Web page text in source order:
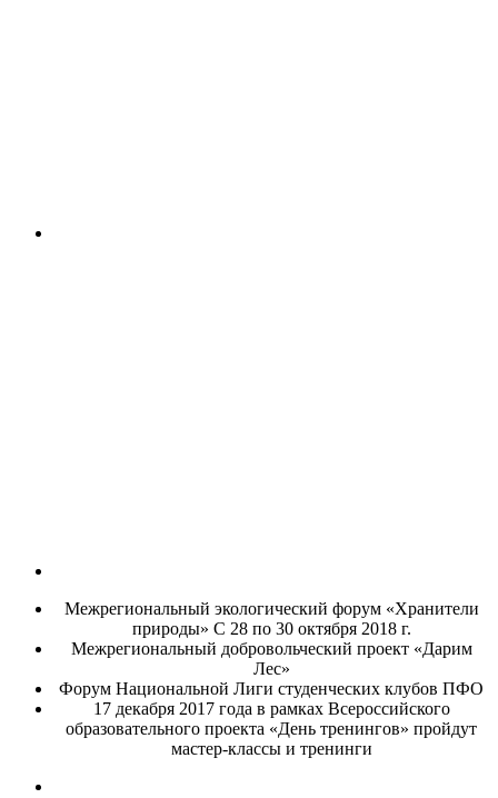
Межрегиональный экологический форум «Хранители
природы» С 28 по 30 октября 2018 г.
Межрегиональный добровольческий проект «Дарим
Лес»
Форум Национальной Лиги студенческих клубов ПФО
17 декабря 2017 года в рамках Всероссийского
образовательного проекта «День тренингов» пройдут
мастер-классы и тренинги